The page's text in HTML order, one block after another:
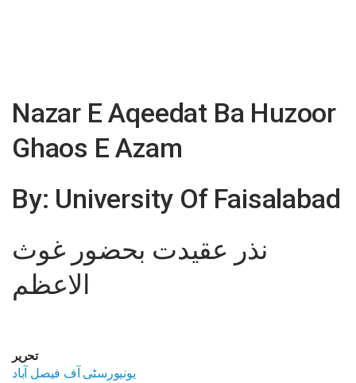
Nazar E Aqeedat Ba Huzoor
Ghaos E Azam
By: University Of Faisalabad
نذر عقیدت بحضور غوث
الاعظم
تحریر
یونیورسٹی آف فیصل آباد